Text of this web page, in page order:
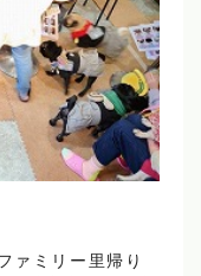
ァミリー里帰り